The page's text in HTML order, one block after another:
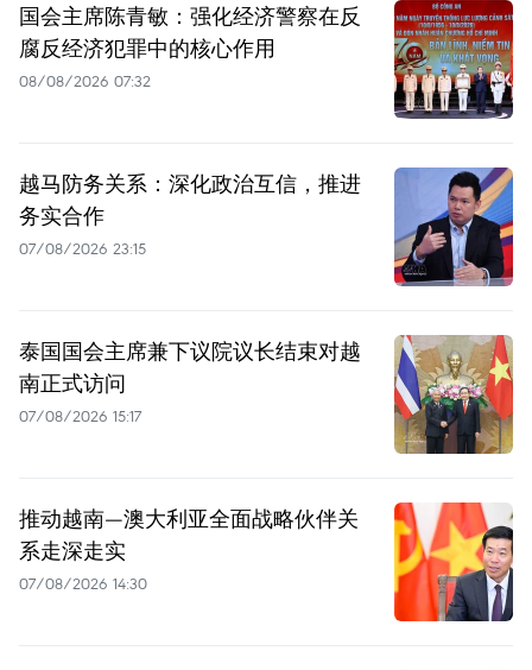
国会主席陈青敏：强化经济警察在反
腐反经济犯罪中的核心作用
08/08/2026 07:32
越马防务关系：深化政治互信，推进
务实合作
07/08/2026 23:15
泰国国会主席兼下议院议长结束对越
南正式访问
07/08/2026 15:17
推动越南—澳大利亚全面战略伙伴关
系走深走实
07/08/2026 14:30